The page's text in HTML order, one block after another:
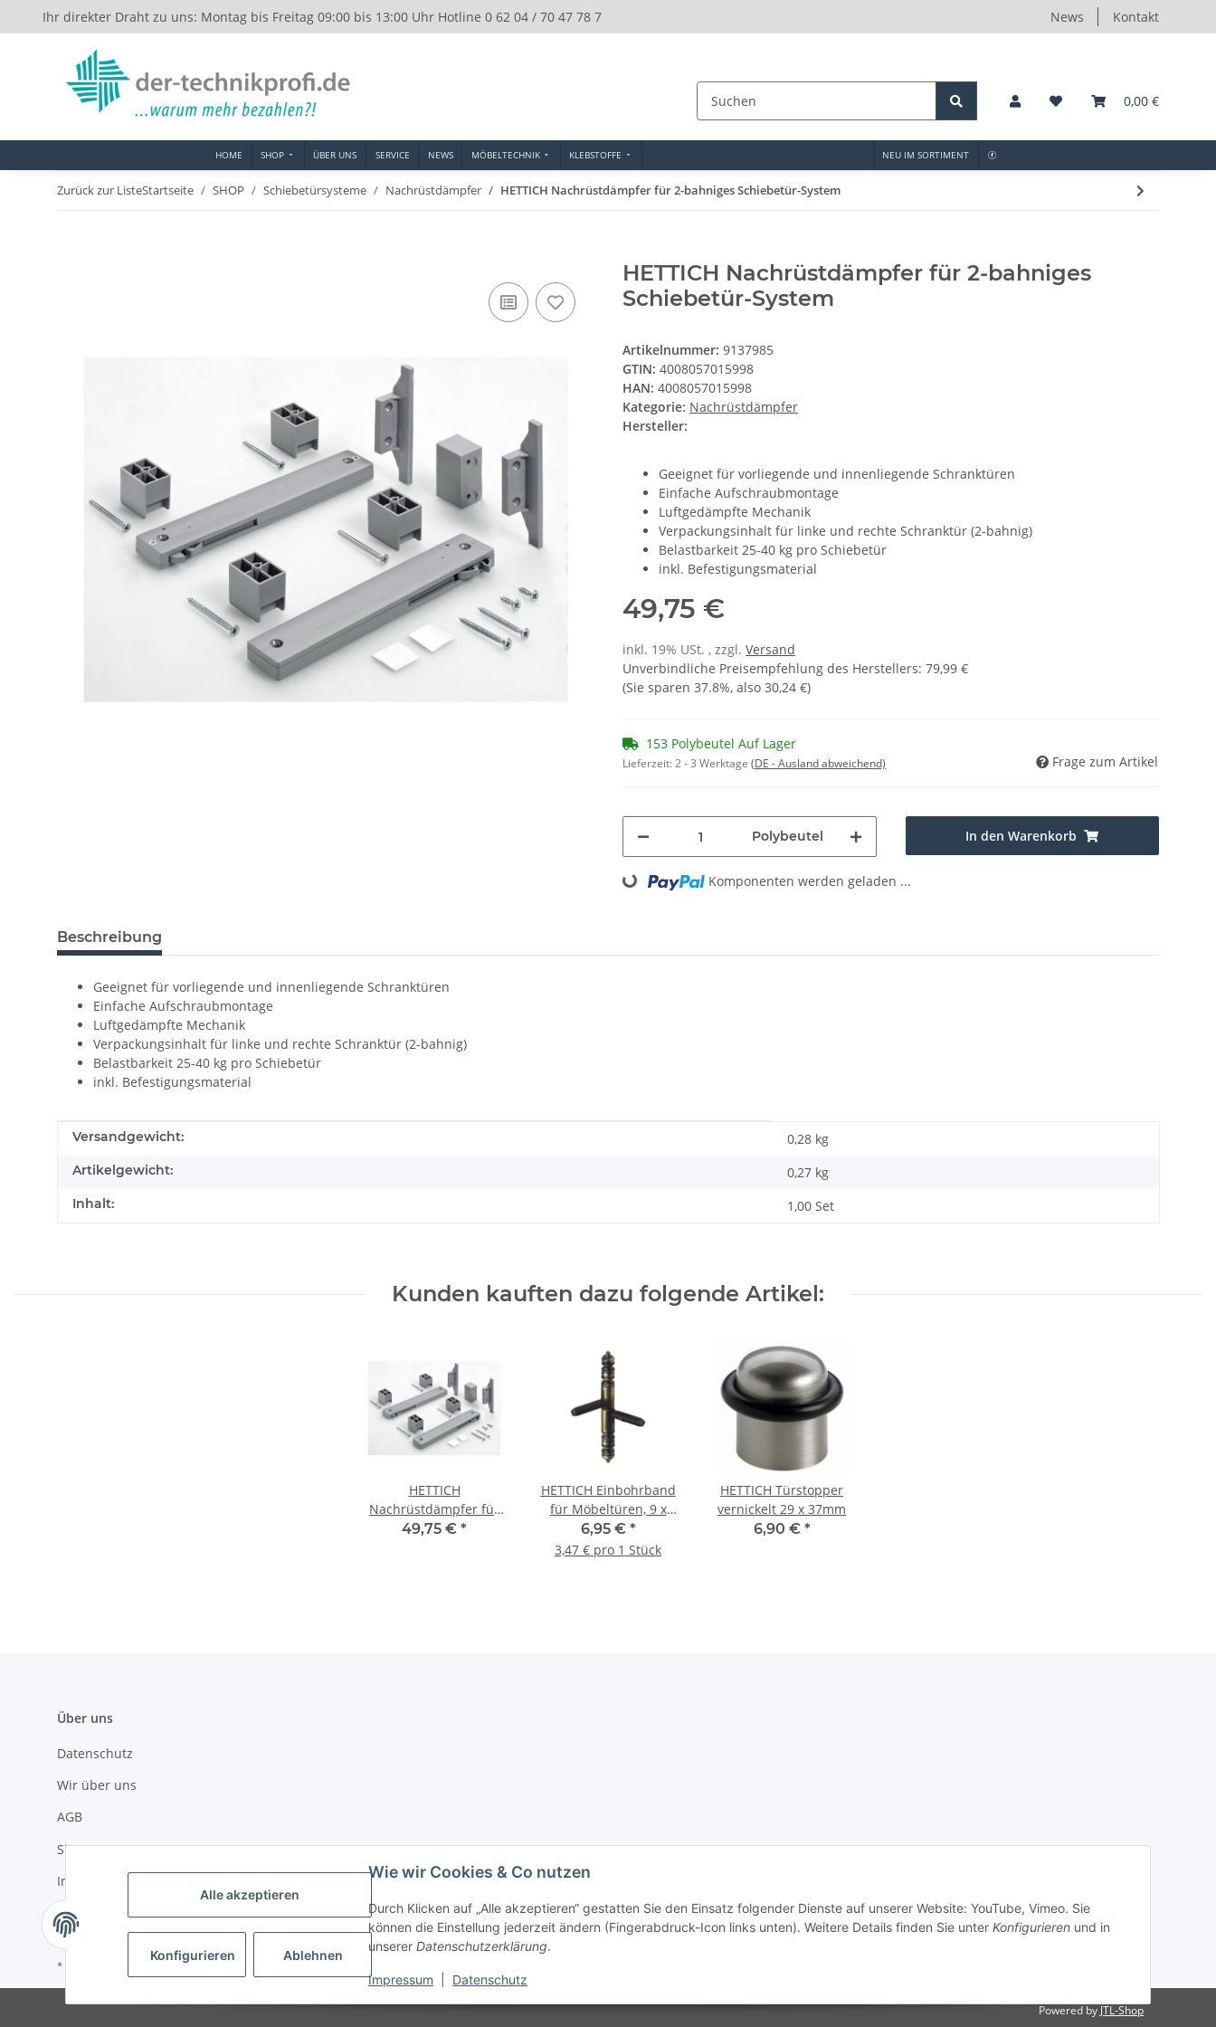
Alle akzeptieren
Konfigurieren Ablehnen
Wie wir Cookies & Co nutzen
Durch Klicken auf „Alle akzeptieren“ gestatten Sie den Einsatz folgender Dienste auf unserer Website: YouTube, Vimeo. Sie
können die Einstellung jederzeit ändern (Fingerabdruck-Icon links unten). Weitere Details finden Sie unter Konfigurieren und in
unserer Datenschutzerklärung.
Impressum Datenschutz
Ihr direkter Draht zu uns: Montag bis Freitag 09:00 bis 13:00 Uhr Hotline 0 62 04 / 70 47 78 7 News Kontakt
0,00 €
HOME SHOP ÜBER UNS SERVICE NEWS MÖBELTECHNIK KLEBSTOFFE NEU IM SORTIMENT
Zurück zur ListeStartseite SHOP Schiebetürsysteme Nachrüstdämpfer HETTICH Nachrüstdämpfer für 2-bahniges Schiebetür-System
HETTICH Nachrüstdämpfer für 2-bahniges
Schiebetür-System
Artikelnummer: 9137985
GTIN: 4008057015998
HAN: 4008057015998
Kategorie: Nachrüstdämpfer
Hersteller:
Geeignet für vorliegende und innenliegende Schranktüren
Einfache Aufschraubmontage
Luftgedämpfte Mechanik
Verpackungsinhalt für linke und rechte Schranktür (2-bahnig)
Belastbarkeit 25-40 kg pro Schiebetür
inkl. Befestigungsmaterial
49,75 €
inkl. 19% USt. , zzgl. Versand
Unverbindliche Preisempfehlung des Herstellers: 79,99 €
(Sie sparen 37.8%, also 30,24 €)
153 Polybeutel Auf Lager
Lieferzeit:2 - 3 Werktage (DE - Ausland abweichend) Frage zum Artikel
Polybeutel In den Warenkorb
Loading... Komponenten werden geladen ...
Beschreibung
Geeignet für vorliegende und innenliegende Schranktüren
Einfache Aufschraubmontage
Luftgedämpfte Mechanik
Verpackungsinhalt für linke und rechte Schranktür (2-bahnig)
Belastbarkeit 25-40 kg pro Schiebetür
inkl. Befestigungsmaterial
Produkteigenschaft
Wert
Versandgewicht: 0,28 kg
Artikelgewicht: 0,27 kg
Inhalt: 1,00 Set
Kunden kauften dazu folgende Artikel:
HETTICH
Nachrüstdämpfer für
2-bahniges Schiebetür-
49,75 € *
HETTICH Einbohrband
für Möbeltüren, 9 x
90mm, brüniert mit
Zierkopf, 2 Stück
6,95 € *
3,47 € pro 1 Stück
HETTICH Türstopper
vernickelt 29 x 37mm
6,90 € *
Über uns
Datenschutz
Wir über uns
AGB
Sitemap
Impressum
Widerrufsrecht
* Alle Preise inkl. gesetzlicher USt., zzgl.
Powered by JTL-Shop